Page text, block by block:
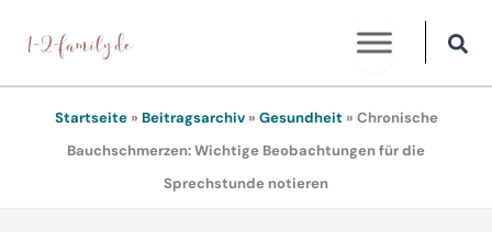
Inhalt
springen
Startseite» Beitragsarchiv» Gesundheit » Chronische
Bauchschmerzen: Wichtige Beobachtungen für die
Sprechstunde notieren